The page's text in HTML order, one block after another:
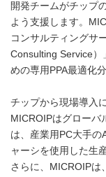
開発チームがチップ
よう支援します。
コンサルティングサ
Consulting Service）
めの専用PPA最適化
チップから現場導入
MICROIPはグローバ
は、産業用PC大手の
ャーシを使用した生
さらに、MICROIPは